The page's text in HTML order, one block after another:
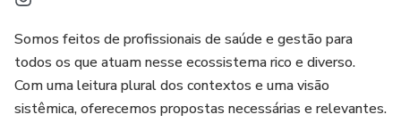
digitais que estão moldando o setor de saúde.
Domine estratégias inovadoras para engajar pacientes e
melhorar a jornada de cuidado.
Aprenda com especialistas e descubra como transformar
Somos feitos de profissionais de saúde e gestão para
todos os que atuam nesse ecossistema rico e diverso.
Com uma leitura plural dos contextos e uma visão
sistêmica, oferecemos propostas necessárias e relevantes.